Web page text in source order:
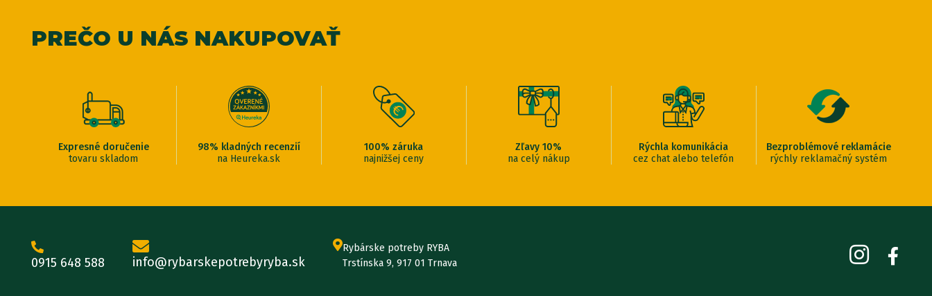
PREČO U NÁS NAKUPOVAŤ
Expresné doručenie
tovaru skladom
98% kladných recenzií
na Heureka.sk
100% záruka
najnižšej ceny
Zľavy 10%
na celý nákup
Rýchla komunikácia
cez chat alebo telefón
Bezproblémové reklamácie
rýchly reklamačný systém
0915 648 588 info@rybarskepotrebyryba.sk
Rybárske potreby RYBA
Trstínska 9, 917 01 Trnava